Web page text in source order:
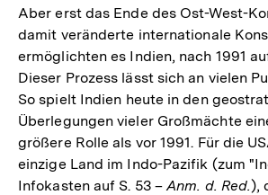
Aber erst das Ende des Ost-West-
damit veränderte internationale
ermöglichten es Indien, nach 1991
Dieser Prozess lässt sich an vielen
So spielt Indien heute in den
Überlegungen vieler Großmächte
größere Rolle als vor 1991. Für die
einzige Land im Indo-Pazifik (zum
Infokasten auf S. 53 –Anm. d. Red.),